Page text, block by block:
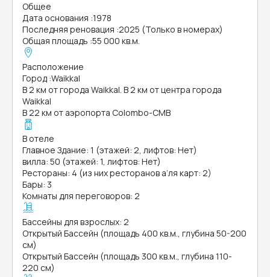
Общее
Дата основания :1978
Последняя реновация :2025 (Только в номерах)
Общая площадь :55 000 кв.м.
Расположение
Город :Waikkal
В 2 км от города Waikkal. В 2 км от центра города
Waikkal
В 22 км от аэропорта Colombo-CMB
В отеле
Главное Здание: 1 (этажей: 2, лифтов: Нет)
вилла: 50 (этажей: 1, лифтов: Нет)
Рестораны: 4 (из них ресторанов а’ля карт: 2)
Бары: 3
Комнаты для переговоров: 2
Бассейны для взрослых: 2
Открытый Бассейн (площадь 400 кв.м., глубина 50-200
см)
Открытый Бассейн (площадь 300 кв.м., глубина 110-
220 см)